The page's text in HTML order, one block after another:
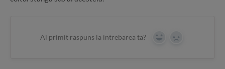
Ai primit raspuns la intrebarea ta? Yes No